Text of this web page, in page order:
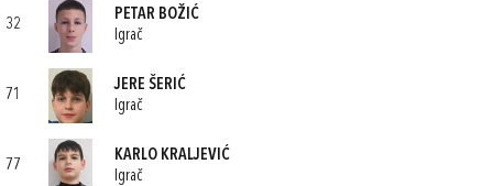
32
PETAR BOŽIĆ
Igrač
71
JERE ŠERIĆ
Igrač
77
KARLO KRALJEVIĆ
Igrač